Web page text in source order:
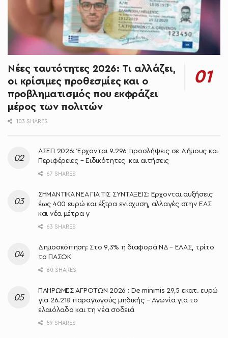
Νέες ταυτότητες 2026: Τι αλλάζει,
οι κρίσιμες προθεσμίες και ο
προβληματισμός που εκφράζει
μέρος των πολιτών
103 SHARES
ΑΣΕΠ 2026: Έρχονται 9.296 προσλήψεις σε Δήμους και
Περιφέρειες – Ειδικότητες και αιτήσεις
67 SHARES
ΣΗΜΑΝΤΙΚΑ ΝΕΑ ΓΙΑ ΤΙΣ ΣΥΝΤΑΞΕΙΣ: Έρχονται αυξήσεις
έως 400 ευρώ και έξτρα ενίσχυση, αλλαγές στην ΕΑΣ
και νέα μέτρα γ
63 SHARES
Δημοσκόπηση: Στο 9,3% η διαφορά ΝΔ – ΕΛΑΣ, τρίτο
το ΠΑΣΟΚ
60 SHARES
ΠΛΗΡΩΜΕΣ ΑΓΡΟΤΩΝ 2026 : De minimis 29,5 εκατ. ευρώ
για 26.218 παραγωγούς μηδικής – Αγωνία για το
ελαιόλαδο και τη νέα σοδειά
59 SHARES